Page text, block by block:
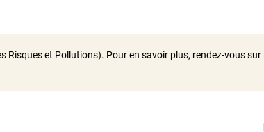
Risques et Pollutions). Pour en savoir plus, rendez-vous sur